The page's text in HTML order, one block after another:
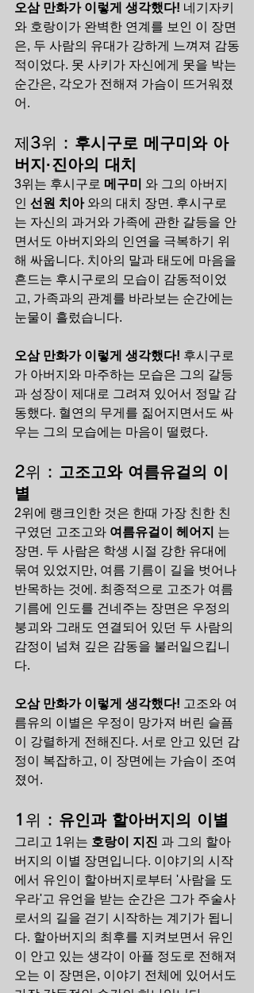
오삼 만화가 이렇게 생각했다! 네기자키
와 호랑이가 완벽한 연계를 보인 이 장면
은, 두 사람의 유대가 강하게 느껴져 감동
적이었다. 못 사키가 자신에게 못을 박는
순간은, 각오가 전해져 가슴이 뜨거워졌
어.
제3위 : 후시구로 메구미와 아
버지·진아의 대치
3위는 후시구로 메구미
와 그의 아버지
인 선원 치아 와의 대치 장면. 후시구로
는 자신의 과거와 가족에 관한 갈등을 안
면서도 아버지와의 인연을 극복하기 위
해 싸웁니다. 치아의 말과 태도에 마음을
흔드는 후시구로의 모습이 감동적이었
고, 가족과의 관계를 바라보는 순간에는
눈물이 흘렀습니다.
오삼 만화가 이렇게 생각했다! 후시구로
가 아버지와 마주하는 모습은 그의 갈등
과 성장이 제대로 그려져 있어서 정말 감
동했다. 혈연의 무게를 짊어지면서도 싸
우는 그의 모습에는 마음이 떨렸다.
2위 : 고조고와 여름유걸의 이
별
2위에 랭크인한 것은 한때 가장 친한 친
구였던 고조고와 여름유걸이 헤어지 는
장면. 두 사람은 학생 시절 강한 유대에
묶여 있었지만, 여름 기름이 길을 벗어나
반목하는 것에. 최종적으로 고조가 여름
기름에 인도를 건네주는 장면은 우정의
붕괴와 그래도 연결되어 있던 두 사람의
감정이 넘쳐 깊은 감동을 불러일으킵니
다.
오삼 만화가 이렇게 생각했다! 고조와 여
름유의 이별은 우정이 망가져 버린 슬픔
이 강렬하게 전해진다. 서로 안고 있던 감
정이 복잡하고, 이 장면에는 가슴이 조여
졌어.
1위 : 유인과 할아버지의 이별
그리고 1위는 호랑이 지진 과 그의 할아
버지의 이별 장면입니다. 이야기의 시작
에서 유인이 할아버지로부터 '사람을 도
우라'고 유언을 받는 순간은 그가 주술사
로서의 길을 걷기 시작하는 계기가 됩니
다. 할아버지의 최후를 지켜보면서 유인
이 안고 있는 생각이 아플 정도로 전해져
오는 이 장면은, 이야기 전체에 있어서도